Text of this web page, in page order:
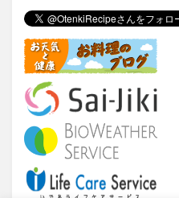
er e
b
o
o
k
n
a